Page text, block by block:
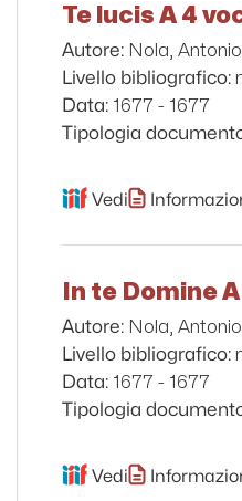
Te lucis A 4
Autore: Nola, Antonio
Livello bibliografico:
Data: 1677 - 1677
Tipologia
Vedi
In te Domine
Autore: Nola, Antonio
Livello bibliografico:
Data: 1677 - 1677
Tipologia
Vedi